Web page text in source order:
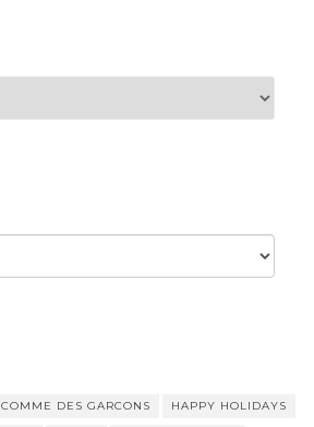
COMME DES GARCONS HAPPY HOLIDAYS